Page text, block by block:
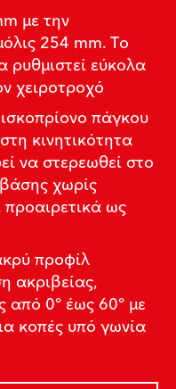
με την
254 mm. Το
ρυθμιστεί εύκολα
χειροτροχό
πάγκου
κινητικότητα
να στερεωθεί στο
χωρίς
προαιρετικά ως
προφίλ
ακριβείας,
από 0° έως 60° με
κοπές υπό γωνία